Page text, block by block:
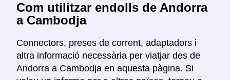
Com utilitzar endolls de Andorra
a Cambodja
Connectors, preses de corrent, adaptadors i
altra informació necessària per viatjar des de
Andorra a Cambodja en aquesta pàgina. Si